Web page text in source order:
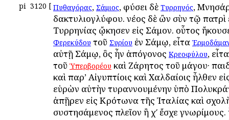
pi 3120 [ Πυθαγόρας, Σάμιος, φύσει δὲ Τυρρηνός,
δακτυλιογλύφου. νέος δὲ ὢν σὺν τῷ πατρὶ
Τυρρηνίας ᾤκησεν εἰς Σάμον. οὗτος
Φερεκύδου τοῦ Συρίου ἐν Σάμῳ, εἶτα
αὐτῇ Σάμῳ, ὃς ἦν ἀπόγονος Κρεοφύλου,
τοῦ Ὑπερβορέου καὶ Ζάρητος τοῦ μάγου·
καὶ παρ’ Αἰγυπτίοις καὶ Χαλδαίοις ἦλθεν
εὑρὼν αὐτὴν τυραννουμένην ὑπὸ
ἀπῇρεν εἰς Κρότωνα τῆς Ἰταλίας καὶ
συστησάμενος πλεῖον ἢ χʹ ἔσχε